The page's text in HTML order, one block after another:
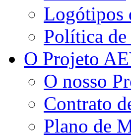
Logótipos
Política
O Projeto
O nosso
Contrato
Plano de